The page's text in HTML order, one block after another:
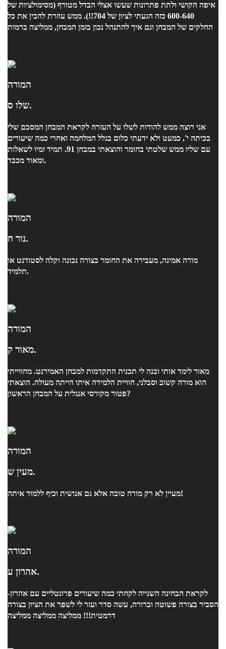
איפה הקושי ולתת פתרונות שעשו אצלי הבדל מטורף (מסימולציות של
600-640 כזה הגעתי לציון של 704!!). ממש עוזרת להבין את כל
החלקים של המבחן וגם איך להתנהל נכון בזמן המבחן, ממליצה ברמות
המורה
שלו ס.
אני רוצה ממש להודות לשלו על העזרה לקראת המבחן המסכם שלי
בכיתה י', כמעט ולא ידעתי כלום בגלל המלחמה ואחרי כמה שיעורים
עם שליו ממש שלטתי בחומר והוצאתי במבחן 91. תמיד זמיו לשאלות
ומאוד מכבד.
המורה
נור ח.
מורה אמינה, מעבירה את החומר בצורה נכונה וקלה לסטודנט או
תלמיד.
המורה
מאור ק.
מאור לימד אותי ובנה לי תכנית התקדמות למבחן האמירנט. מחווייתי
הוא מורה קשוב וסבלני, חוויית הלמידה איתו הייתה מעולה. הוצאתי
פטור מקורסי אנגלית על המבחן הראשון?
המורה
מעין ש.
מעיין לא רק מורה טובה אלא גם אנושית וכיף ללמוד איתה!
המורה
אהרון ע.
לקראת הבחינה השנייה לקחתי כמה שיעורים פרונטליים עם אהרון-
הסביר בצורה פשוטה וברורה, עשה סדר ועזר לי לשפר את הציון בצורה
דרמטית!!! ממליצה ממליצה ממליצה